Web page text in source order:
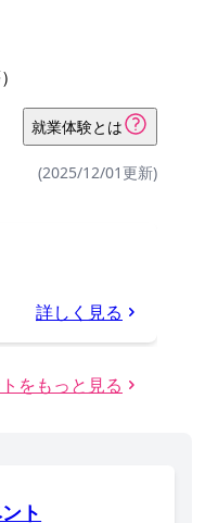
就業体験とは
(2025/12/01更新)
詳しく見る
をもっと見る
ト